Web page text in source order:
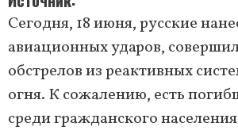
Сегодня, 18 июня, русские
авиационных ударов,
обстрелов из реактивных
огня. К сожалению, есть
среди гражданского